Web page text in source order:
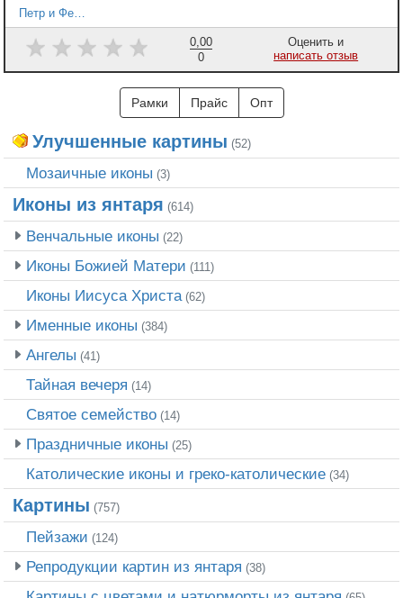
0,00
0
Оценить и
написать отзыв
Рамки Прайс Опт
Улучшенные картины (52)
Мозаичные иконы (3)
Иконы из янтаря (614)
Венчальные иконы (22)
Иконы Божией Матери (111)
Иконы Иисуса Христа (62)
Именные иконы (384)
Ангелы (41)
Тайная вечеря (14)
Святое семейство (14)
Праздничные иконы (25)
Католические иконы и греко-католические (34)
Картины (757)
Пейзажи (124)
Репродукции картин из янтаря (38)